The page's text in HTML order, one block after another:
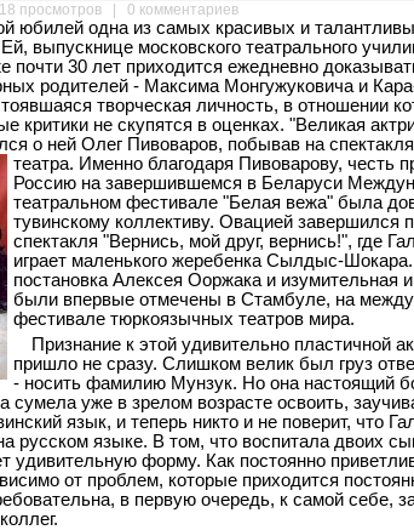
просмотров | 0 комментариев
юбилей одна из самых красивых и
выпускнице московского театрального
почти 30 лет приходится ежедневно
родителей - Максима Монгужуковича и
творческая личность, в отношении
критики не скупятся в оценках. "Великая
о ней Олег Пивоваров, побывав на
театра. Именно благодаря Пивоварову, честь
Россию на завершившемся в Беларуси
театральном фестивале "Белая вежа" была
тувинскому коллективу. Овацией завершился
спектакля "Вернись, мой друг, вернись!", где
играет маленького жеребенка Сылдыс-
постановка Алексея Ооржака и изумительная
были впервые отмечены в Стамбуле, на
фестивале тюркоязычных театров мира.
Признание к этой удивительно пластичной
пришло не сразу. Слишком велик был груз
- носить фамилию Мунзук. Но она настоящий
сумела уже в зрелом возрасте освоить,
язык, и теперь никто и не поверит, что
русском языке. В том, что воспитала двоих
удивительную форму. Как постоянно
от проблем, которые приходится
в первую очередь, к самой себе,